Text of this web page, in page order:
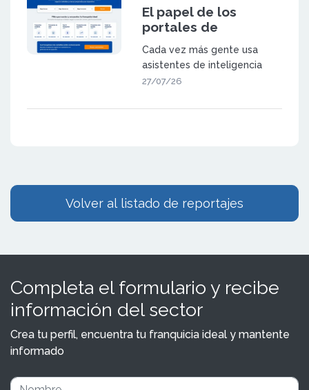
El papel de los
portales de
franquicia en la
búsqueda
generativa
Cada vez más gente usa
asistentes de inteligencia
artificial (como ChatGPT,
27/07/26
Volver al listado de reportajes
Completa el formulario y recibe
información del sector
Crea tu perfil, encuentra tu franquicia ideal y mantente
informado